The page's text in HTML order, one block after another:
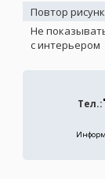
Повтор
Не
с интерьером
Тел.: